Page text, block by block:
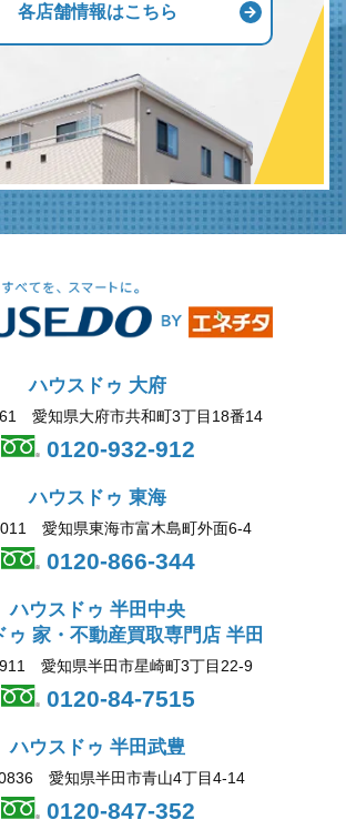
各店舗情報はこちら
ハウスドゥ 大府
愛知県大府市共和町3丁目18番14
0120-932-912
ハウスドゥ 東海
愛知県東海市富木島町外面6-4
0120-866-344
ハウスドゥ 半田中央
ゥ 家・不動産買取専門店 半田
愛知県半田市星崎町3丁目22-9
0120-84-7515
ハウスドゥ 半田武豊
愛知県半田市青山4丁目4-14
0120-847-352